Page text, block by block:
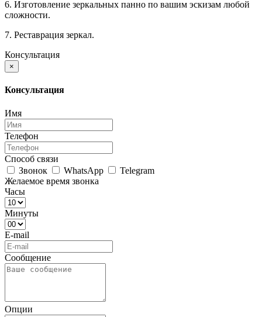
6. Изготовление зеркальных панно по вашим эскизам любой
сложности.
7. Реставрация зеркал.
Консультация
×
Консультация
Имя
Телефон
Способ связи
Звонок
WhatsApp
Telegram
Желаемое время звонка
Часы
Минуты
E-mail
Сообщение
Опции